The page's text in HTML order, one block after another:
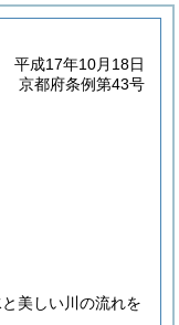
平成17年10月18日
京都府条例第43号
美しい川の流れを